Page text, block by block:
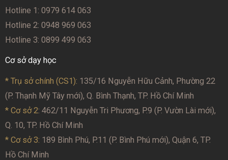
Hotline 1: 0979 614 063
Hotline 2: 0948 969 063
Hotline 3: 0899 499 063
Cơ sở dạy học
* Trụ sở chính (CS1): 135/16 Nguyễn Hữu Cảnh, Phường 22
(P. Thạnh Mỹ Tây mới), Q. Bình Thạnh, TP. Hồ Chí Minh
* Cơ sở 2: 462/11 Nguyễn Tri Phương, P.9 (P. Vườn Lài mới),
Q. 10, TP. Hồ Chí Minh
* Cơ sở 3: 189 Bình Phú, P.11 (P. Bình Phú mới), Quận 6, TP.
Hồ Chí Minh